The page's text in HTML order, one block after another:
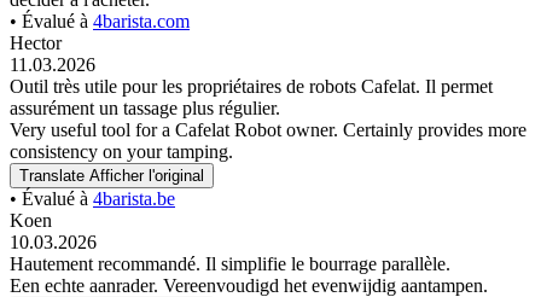
• Évalué à 4barista.com
Hector
11.03.2026
Outil très utile pour les propriétaires de robots Cafelat. Il permet
assurément un tassage plus régulier.
Very useful tool for a Cafelat Robot owner. Certainly provides more
consistency on your tamping.
Translate Afficher l'original
• Évalué à 4barista.be
Koen
10.03.2026
Hautement recommandé. Il simplifie le bourrage parallèle.
Een echte aanrader. Vereenvoudigd het evenwijdig aantampen.